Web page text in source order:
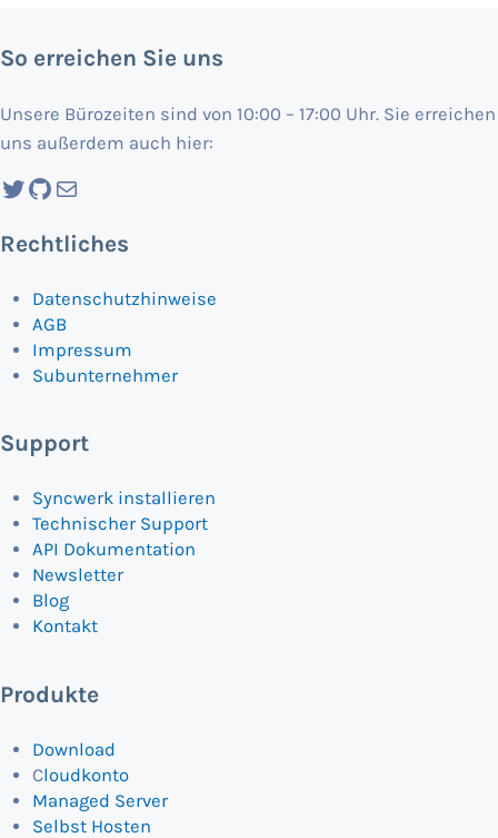
So erreichen Sie uns
Unsere Bürozeiten sind von 10:00 – 17:00 Uhr. Sie erreichen
uns außerdem auch hier:
Twitter
GitHub
Mail
Rechtliches
Datenschutzhinweise
AGB
Impressum
Subunternehmer
Support
Syncwerk installieren
Technischer Support
API Dokumentation
Newsletter
Blog
Kontakt
Produkte
Download
Cloudkonto
Managed Server
Selbst Hosten